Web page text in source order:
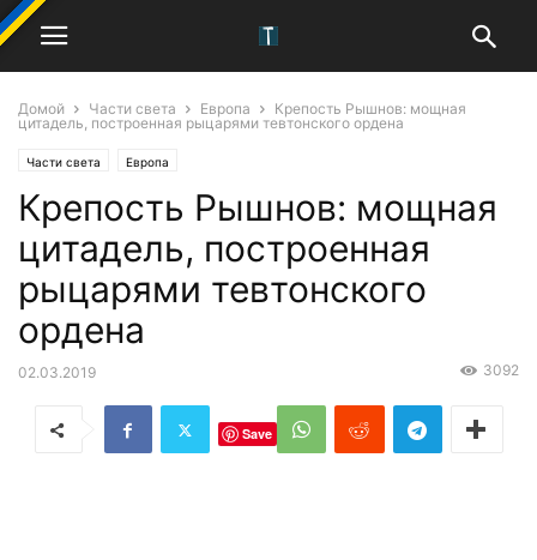
Домой Части света Европа
Крепость Рышнов: мощная
цитадель, построенная рыцарями тевтонского ордена
Части света Европа
Крепость Рышнов: мощная
цитадель, построенная
рыцарями тевтонского
ордена
02.03.2019 3092
Save